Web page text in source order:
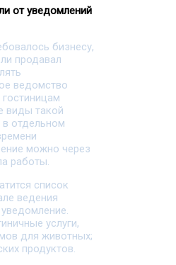
от уведомлений
бизнесу,
продавал
ведомство
виды такой
в отдельном
можно через
работы.
список
ведения
услуги,
для животных;
продуктов.